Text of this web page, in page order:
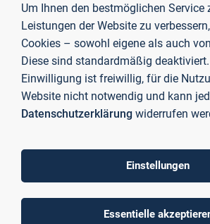
Konfliktdynamiken wahrnehmen
Klärung von Konfliktsituationen
Dozent
Joachim Schmitt
Teilnahmegebühr
kostenlos (Das Projekt EmpowerHER
Programms "Wandel der Arbeit
gestalten" durch das Bundesministerium
Soziales und die Europäische Union
Sozialfonds Plus (ESF Plus) gefördert.)
Um Ihnen den bestmöglichen Service
Leistungen der Website zu
Cookies – sowohl eigene als auch
Diese sind standardmäßig
Einwilligung ist freiwillig, für die
Website nicht notwendig und kann
Datenschutzerklärung widerrufen
Einstellungen
Essentielle